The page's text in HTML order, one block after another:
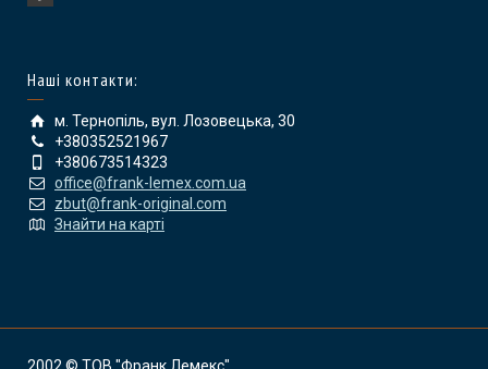
Наші контакти:
м. Тернопіль, вул. Лозовецька, 30
+380352521967
+380673514323
office@frank-lemex.com.ua
zbut@frank-original.com
Знайти на карті